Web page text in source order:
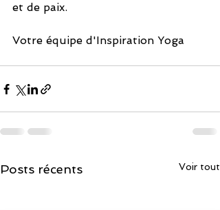
et de paix.
Votre équipe d'Inspiration Yoga
Posts récents Voir tout